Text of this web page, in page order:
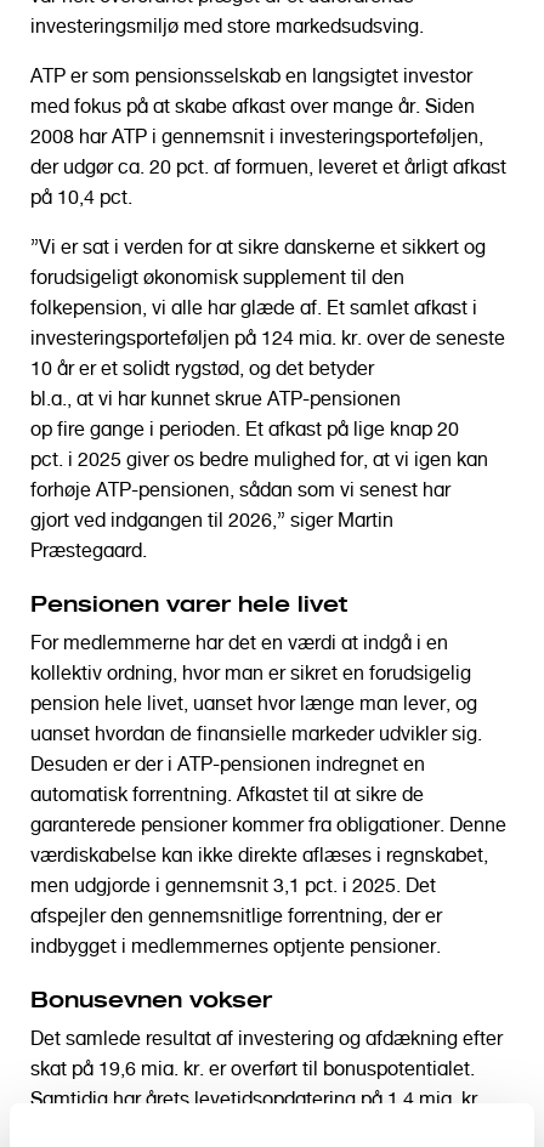
investeringsmiljø med store markedsudsving.
ATP er som pensionsselskab en langsigtet investor
med fokus på at skabe afkast over mange år. Siden
2008 har ATP i gennemsnit i investeringsporteføljen,
der udgør ca. 20 pct. af formuen, leveret et årligt afkast
på 10,4 pct.
”Vi er sat i verden for at sikre danskerne et sikkert og
forudsigeligt økonomisk supplement til den
folkepension, vi alle har glæde af. Et samlet afkast i
investeringsporteføljen på 124 mia. kr. over de seneste
10 år er et solidt rygstød, og det betyder
bl.a., at vi har kunnet skrue ATP-pensionen
op fire gange i perioden. Et afkast på lige knap 20
pct. i 2025 giver os bedre mulighed for, at vi igen kan
forhøje ATP-pensionen, sådan som vi senest har
gjort ved indgangen til 2026,” siger Martin
Præstegaard.
Pensionen varer hele livet
For medlemmerne har det en værdi at indgå i en
kollektiv ordning, hvor man er sikret en forudsigelig
pension hele livet, uanset hvor længe man lever, og
uanset hvordan de finansielle markeder udvikler sig.
Desuden er der i ATP-pensionen indregnet en
automatisk forrentning. Afkastet til at sikre de
garanterede pensioner kommer fra obligationer. Denne
værdiskabelse kan ikke direkte aflæses i regnskabet,
men udgjorde i gennemsnit 3,1 pct. i 2025. Det
afspejler den gennemsnitlige forrentning, der er
indbygget i medlemmernes optjente pensioner.
Bonusevnen vokser
Det samlede resultat af investering og afdækning efter
skat på 19,6 mia. kr. er overført til bonuspotentialet.
Samtidig har årets levetidsopdatering på 1,4 mia. kr.,